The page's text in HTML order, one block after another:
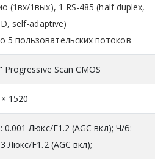
(1вх/1вых), 1 RS-485 (half duplex,
self-adaptive)
5 пользовательских потоков
Progressive Scan CMOS
1520
0.001 Люкс/F1.2 (AGC вкл); Ч/б:
Люкс/F1.2 (AGC вкл);